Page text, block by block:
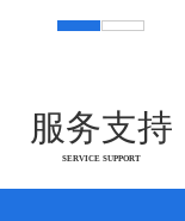
服务支持
SERVICE SUPPORT